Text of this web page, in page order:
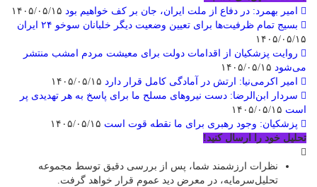
امیر بهمرد: در دفاع از ملت ایران، جان بر کف خواهیم بود
بسیج تمام ظرفیت‌ها برای تعیین وضعیت دیگر خلبانان سوخو ۲۴ ایران
۱۴۰۵/۰۵/۱۵
روایت پزشکیان از اقدامات دولت برای معیشت مردم امشب منتشر
می‌شود
امیر اکرمی‌نیا: ارتش در آمادگی کامل قرار دارد
سردار ابن‌الرضا: دست نیروهای مسلح ما برای پاسخ به هر تهدیدی پر
است
پزشکیان: وجود رهبری برای ما نقطه قوت است
تحلیل خود را ارسال کنید!
نظرات ارزشمند شما، پس از بررسی دقیق توسط مجموعه
تحلیل‌سرمایه، در معرض دید عموم قرار خواهد گرفت.